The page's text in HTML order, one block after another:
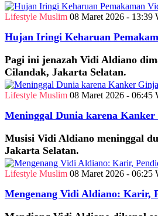
Lifestyle Muslim 08 Maret 2026 - 13:39
Hujan Iringi Keharuan
Pagi ini jenazah Vidi Aldiano
Cilandak, Jakarta Selatan.
Lifestyle Muslim 08 Maret 2026 - 06:45
Meninggal Dunia karena
Musisi Vidi Aldiano meninggal
Jakarta Selatan.
Lifestyle Muslim 08 Maret 2026 - 06:25
Mengenang Vidi Aldiano: Karir,